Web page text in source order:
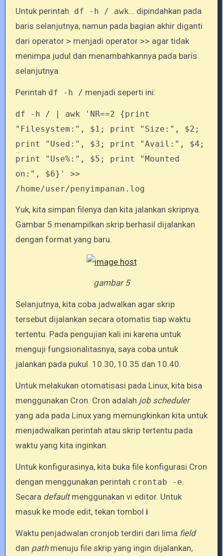
Untuk perintah df -h / awk… dipindahkan pada
baris selanjutnya, namun pada bagian akhir diganti
dari operator > menjadi operator >> agar tidak
menimpa judul dan menambahkannya pada baris
selanjutnya.
Perintah df -h / menjadi seperti ini:
df -h / | awk 'NR==2 {print
"Filesystem:", $1; print "Size:", $2;
print "Used:", $3; print "Avail:", $4;
print "Use%:", $5; print "Mounted
on:", $6}' >>
/home/user/penyimpanan.log
Yuk, kita simpan filenya dan kita jalankan skripnya.
Gambar 5 menampilkan skrip berhasil dijalankan
dengan format yang baru.
gambar 5
Selanjutnya, kita coba jadwalkan agar skrip
tersebut dijalankan secara otomatis tiap waktu
tertentu. Pada pengujian kali ini karena untuk
menguji fungsionalitasnya, saya coba untuk
jalankan pada pukul 10.30, 10.35 dan 10.40.
Untuk melakukan otomatisasi pada Linux, kita bisa
menggunakan Cron. Cron adalah job scheduler
yang ada pada Linux yang memungkinkan kita untuk
menjadwalkan perintah atau skrip tertentu pada
waktu yang kita inginkan.
Untuk konfigurasinya, kita buka file konfigurasi Cron
dengan menggunakan perintah crontab -e.
Secara default menggunakan vi editor. Untuk
masuk ke mode edit, tekan tombol i
Waktu penjadwalan cronjob terdiri dari lima field
dan path menuju file skrip yang ingin dijalankan,